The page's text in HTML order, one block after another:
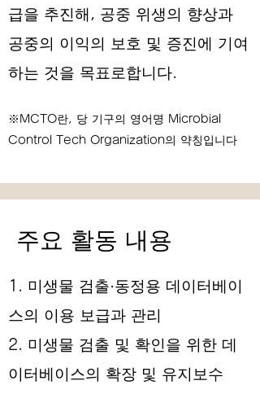
급을 추진해, 공중 위생의 향상과
공중의 이익의 보호 및 증진에 기여
하는 것을 목표로합니다.
※MCTO란, 당 기구의 영어명 Microbial
Control Tech Organization의 약칭입니다
주요 활동 내용
1. 미생물 검출·동정용 데이터베이
스의 이용 보급과 관리
2. 미생물 검출 및 확인을 위한 데
이터베이스의 확장 및 유지보수